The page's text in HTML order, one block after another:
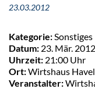
23.03.2012
Kategorie: Sonstiges
Datum: 23. Mär. 2012
Uhrzeit: 21:00 Uhr
Ort:Wirtshaus
Veranstalter: